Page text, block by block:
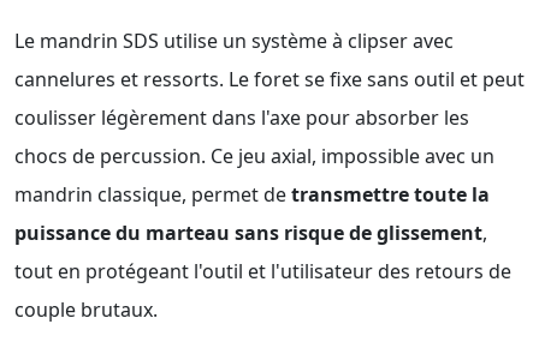
Le mandrin SDS utilise un système à clipser avec
cannelures et ressorts. Le foret se fixe sans outil et peut
coulisser légèrement dans l'axe pour absorber les
chocs de percussion. Ce jeu axial, impossible avec un
mandrin classique, permet detransmettre toute la
puissance du marteau sans risque de glissement,
tout en protégeant l'outil et l'utilisateur des retours de
couple brutaux.